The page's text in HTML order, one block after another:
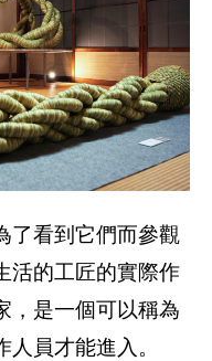
了看到它們而參觀
活的工匠的實際作
，是一個可以稱為
員才能進入。